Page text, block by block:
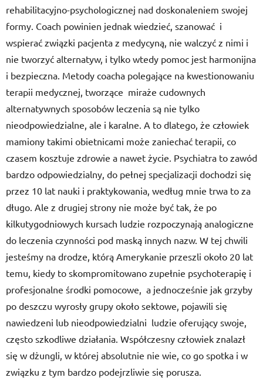
rehabilitacyjno-psychologicznej nad doskonaleniem swojej
formy. Coach powinien jednak wiedzieć, szanować i
wspierać związki pacjenta z medycyną, nie walczyć z nimi i
nie tworzyć alternatyw, i tylko wtedy pomoc jest harmonijna
i bezpieczna. Metody coacha polegające na kwestionowaniu
terapii medycznej, tworzące miraże cudownych
alternatywnych sposobów leczenia są nie tylko
nieodpowiedzialne, ale i karalne. A to dlatego, że człowiek
mamiony takimi obietnicami może zaniechać terapii, co
czasem kosztuje zdrowie a nawet życie. Psychiatra to zawód
bardzo odpowiedzialny, do pełnej specjalizacji dochodzi się
przez 10 lat nauki i praktykowania, według mnie trwa to za
długo. Ale z drugiej strony nie może być tak, że po
kilkutygodniowych kursach ludzie rozpoczynają analogiczne
do leczenia czynności pod maską innych nazw. W tej chwili
jesteśmy na drodze, którą Amerykanie przeszli około 20 lat
temu, kiedy to skompromitowano zupełnie psychoterapię i
profesjonalne środki pomocowe, a jednocześnie jak grzyby
po deszczu wyrosły grupy około sektowe, pojawili się
nawiedzeni lub nieodpowiedzialni ludzie oferujący swoje,
często szkodliwe działania. Współczesny człowiek znalazł
się w dżungli, w której absolutnie nie wie, co go spotka i w
związku z tym bardzo podejrzliwie się porusza.